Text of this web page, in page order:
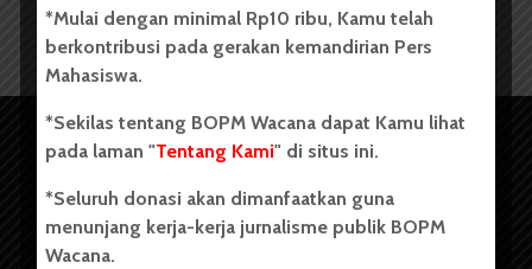
*Mulai dengan minimal Rp10 ribu, Kamu telah
berkontribusi pada gerakan kemandirian Pers
Mahasiswa.
*Sekilas tentang BOPM Wacana dapat Kamu lihat
pada laman "Tentang Kami" di situs ini.
*Seluruh donasi akan dimanfaatkan guna
menunjang kerja-kerja jurnalisme publik BOPM
Wacana.